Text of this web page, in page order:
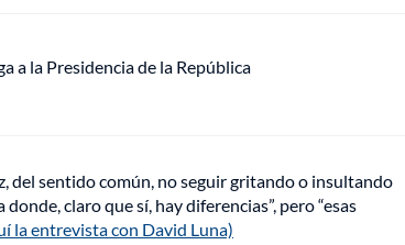
a la Presidencia de la República
del sentido común, no seguir gritando o insultando
claro que sí, hay diferencias”, pero “esas
la entrevista con David Luna)